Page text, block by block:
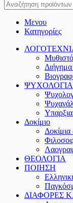
Μενου
Κατηγορίες
ΨΥΧΟΛΟΓΙΑ
Δοκίμιο
ΘΕΟΛΟΓΙΑ
ΠΟΙΗΣΗ
ΔΙΑΦΟΡΕΣ